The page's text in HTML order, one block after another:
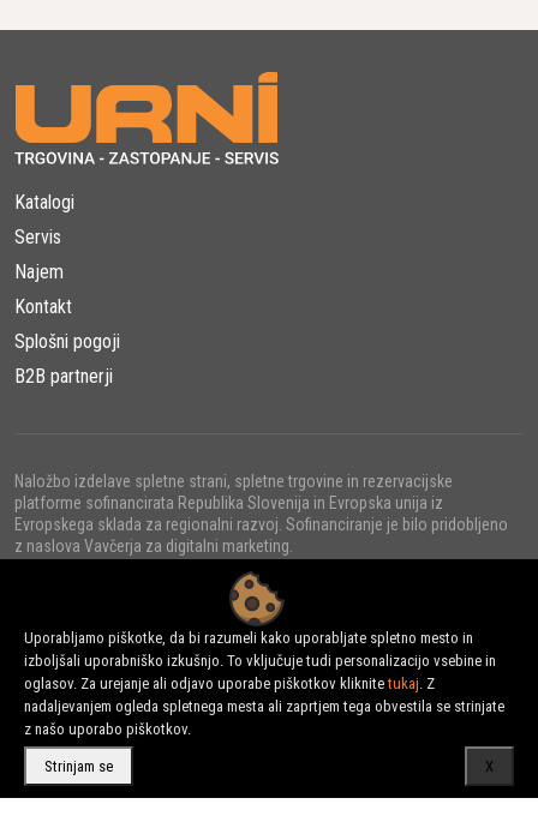
Uporabljamo piškotke, da bi razumeli kako uporabljate spletno mesto in
izboljšali uporabniško izkušnjo. To vključuje tudi personalizacijo vsebine in
oglasov. Za urejanje ali odjavo uporabe piškotkov kliknitetukaj. Z
nadaljevanjem ogleda spletnega mesta ali zaprtjem tega obvestila se strinjate
z našo uporabo piškotkov.
Strinjam se X
Katalogi
Servis
Najem
Kontakt
Splošni pogoji
B2B partnerji
Naložbo izdelave spletne strani, spletne trgovine in rezervacijske
platforme sofinancirata Republika Slovenija in Evropska unija iz
Evropskega sklada za regionalni razvoj. Sofinanciranje je bilo pridobljeno
z naslova Vavčerja za digitalni marketing.
© 2022 - URNI d.o.o., Vse pravice pridržane.